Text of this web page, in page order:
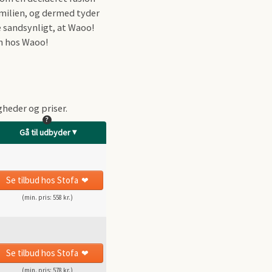
og dermed tyder
at Waoo!
Waoo!
og priser.
Gå til udbyder
?
Se tilbud hos Stofa
(min. pris: 558 kr.)
Se tilbud hos Stofa
(min. pris: 578 kr.)